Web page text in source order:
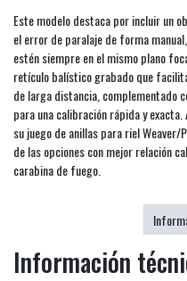
Este modelo destaca por incluir un
el error de paralaje de forma
estén siempre en el mismo plano
retículo balístico grabado que
de larga distancia, complementado
para una calibración rápida y
su juego de anillas para riel Weaver/
de las opciones con mejor relación
carabina de fuego.
Información